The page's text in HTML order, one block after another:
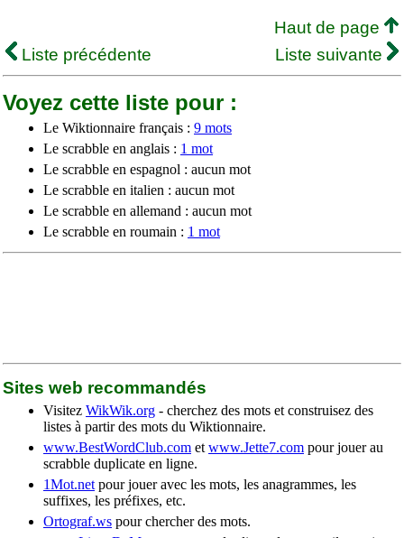
Haut de page
Liste précédente
Liste suivante
Voyez cette liste pour :
Le Wiktionnaire français : 9 mots
Le scrabble en anglais : 1 mot
Le scrabble en espagnol : aucun mot
Le scrabble en italien : aucun mot
Le scrabble en allemand : aucun mot
Le scrabble en roumain : 1 mot
Sites web recommandés
Visitez WikWik.org - cherchez des mots et construisez des
listes à partir des mots du Wiktionnaire.
www.BestWordClub.com et www.Jette7.com pour jouer au
scrabble duplicate en ligne.
1Mot.net pour jouer avec les mots, les anagrammes, les
suffixes, les préfixes, etc.
Ortograf.ws pour chercher des mots.